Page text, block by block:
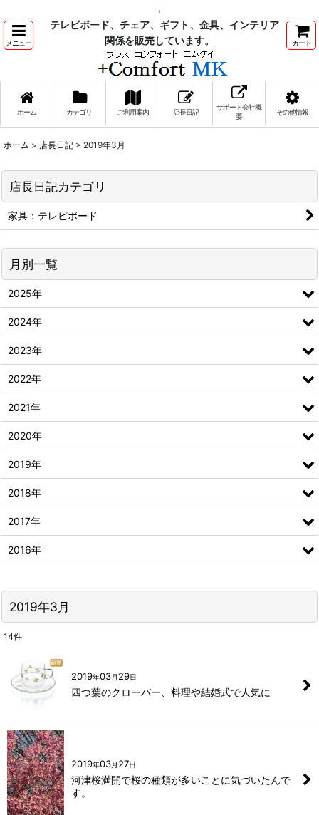
,
メニュー
テレビボード、チェア、ギフト、金具、インテリア
関係を販売しています。
カート
ホーム カテゴリ ご利用案内 店長日記
サポート会社概
要
その他情報
ホーム > 店長日記 > 2019年3月
2019年3月
14件
2019年03月 29日
四つ葉のクローバー、料理や結婚式で人気に
2019年03月 27日
河津桜満開で桜の種類が多いことに気づいたんで
す。
店長日記カテゴリ
家具：テレビボード
月別一覧
2025年
2024年
2023年
2022年
2021年
2020年
2019年
2018年
2017年
2016年